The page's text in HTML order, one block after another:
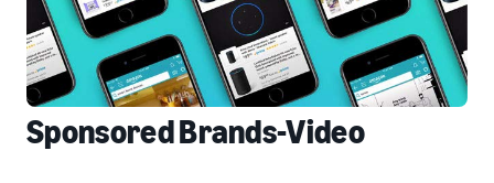
Sponsored Brands-Video